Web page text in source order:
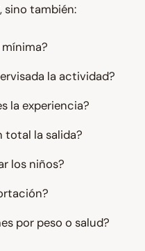
sino también:
la actividad?
la experiencia?
total la salida?
los niños?
por peso o salud?